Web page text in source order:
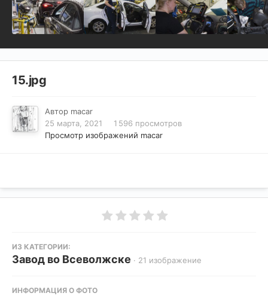
15.jpg
Автор macar
25 марта, 2021
1 596 просмотров
Просмотр изображений macar
ИЗ КАТЕГОРИИ:
Завод во Всеволжске · 21 изображение
ИНФОРМАЦИЯ О ФОТО